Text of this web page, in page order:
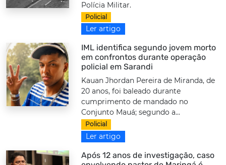
Polícia Militar.
Policial
Ler artigo
IML identifica segundo jovem morto
em confrontos durante operação
policial em Sarandi
Kauan Jhordan Pereira de Miranda, de
20 anos, foi baleado durante
cumprimento de mandado no
Conjunto Mauá; segundo a...
Policial
Ler artigo
Após 12 anos de investigação, caso